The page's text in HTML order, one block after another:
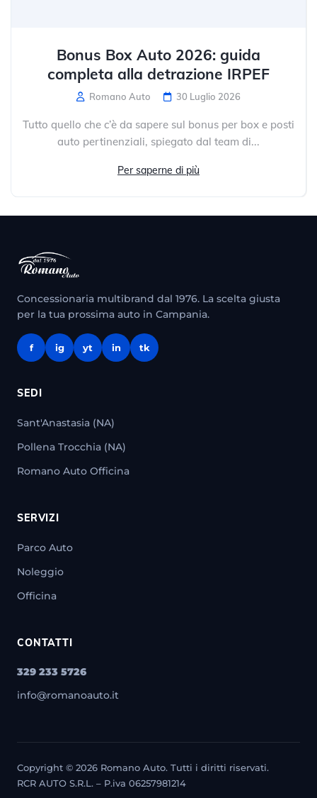
Bonus Box Auto 2026: guida
completa alla detrazione IRPEF
Romano Auto 30 Luglio 2026
Tutto quello che c’è da sapere sul bonus per box e posti
auto pertinenziali, spiegato dal team di...
Per saperne di più
Concessionaria multibrand dal 1976. La scelta giusta
per la tua prossima auto in Campania.
f ig yt in tk
SEDI
Sant'Anastasia (NA)
Pollena Trocchia (NA)
Romano Auto Officina
SERVIZI
Parco Auto
Noleggio
Officina
CONTATTI
329 233 5726
info@romanoauto.it
Copyright © 2026 Romano Auto. Tutti i diritti riservati.
RCR AUTO S.R.L. – P.iva 06257981214